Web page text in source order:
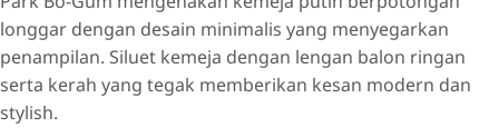
longgar dengan desain minimalis yang menyegarkan
penampilan. Siluet kemeja dengan lengan balon ringan
serta kerah yang tegak memberikan kesan modern dan
stylish.